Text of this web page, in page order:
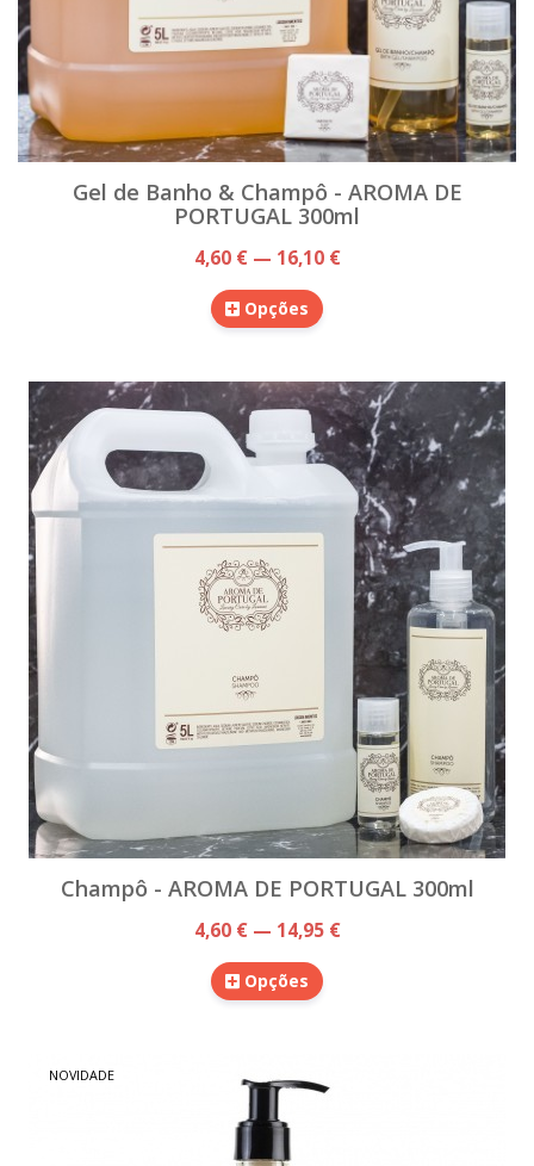
Gel de Banho & Champô - AROMA DE
PORTUGAL 300ml
4,60 € — 16,10 €
Opções
Champô - AROMA DE PORTUGAL 300ml
4,60 € — 14,95 €
Opções
NOVIDADE